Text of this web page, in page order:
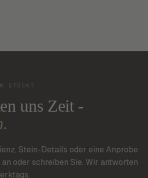
STÜCK?
uns Zeit -
Stein-Details oder eine Anprobe
oder schreiben Sie. Wir antworten